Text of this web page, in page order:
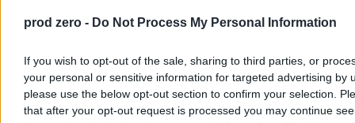
prod zero - Do Not Process My Personal Information
If you wish to opt-out of the sale, sharing to third parties, or
your personal or sensitive information for targeted advertising by
please use the below opt-out section to confirm your selection.
that after your opt-out request is processed you may continue